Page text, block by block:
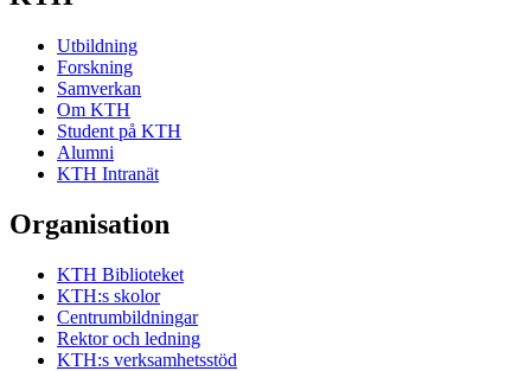
Utbildning
Forskning
Samverkan
Om KTH
Student på KTH
Alumni
KTH Intranät
Organisation
KTH Biblioteket
KTH:s skolor
Centrumbildningar
Rektor och ledning
KTH:s verksamhetsstöd